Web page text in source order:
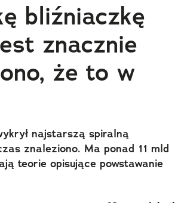
bliźniaczkę
znacznie
że to w
najstarszą spiralną
znaleziono. Ma ponad 11 mld
teorie opisujące powstawanie